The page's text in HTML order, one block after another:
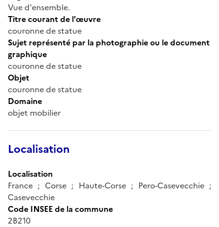
Vue d'ensemble.
Titre courant de l'œuvre
couronne de statue
Sujet représenté par la photographie ou le document
graphique
couronne de statue
Objet
couronne de statue
Domaine
objet mobilier
Localisation
Localisation
France ; Corse ; Haute-Corse ; Pero-Casevecchie ;
Casevecchie
Code INSEE de la commune
2B210